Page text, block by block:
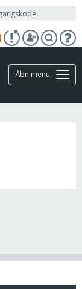
Åbn menu